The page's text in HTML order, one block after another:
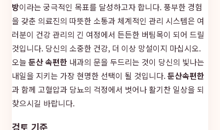
방이라는 궁극적인 목표를 달성하고자 합니다. 풍부한 경험
을 갖춘 의료진의 따뜻한 소통과 체계적인 관리 시스템은 여
러분이 건강 관리의 긴 여정에서 든든한 버팀목이 되어 드릴
것입니다. 당신의 소중한 건강, 더 이상 망설이지 마십시오.
오늘 둔산 속편한 내과의 문을 두드리는 것이 당신의 빛나는
내일을 지키는 가장 현명한 선택이 될 것입니다.둔산속편한
과 함께 고혈압과 당뇨의 걱정에서 벗어나 활기찬 일상을 되
찾으시길 바랍니다.
검토 기준